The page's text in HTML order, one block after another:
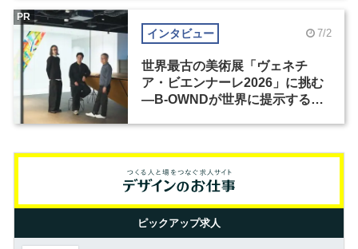
インタビュー 7/2
世界最古の美術展「ヴェネチ
ア・ビエンナーレ2026」に挑む
―B-OWNDが世界に提示する美
PR
ピックアップ求人